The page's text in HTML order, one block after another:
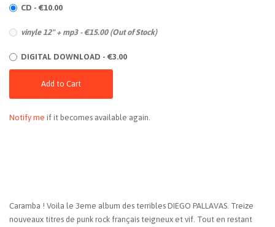
CD - €10.00
vinyle 12" + mp3 - €15.00 (Out of Stock)
DIGITAL DOWNLOAD - €3.00
Add to Cart
Notify me if it becomes available again.
Caramba ! Voila le 3eme album des terribles DIEGO PALLAVAS. Treize
nouveaux titres de punk rock français teigneux et vif. Tout en restant